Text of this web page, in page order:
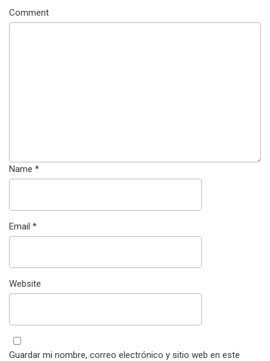
Comment
Name *
Email *
Website
Guardar mi nombre, correo electrónico y sitio web en este